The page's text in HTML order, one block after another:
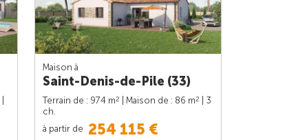
Maison à
Saint-Denis-de-Pile (33)
Terrain de : 974 m2 | Maison de : 86 m2
| 3
ch.
à partir de 254 115 €